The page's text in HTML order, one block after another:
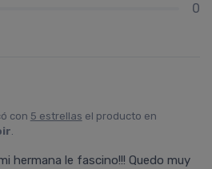
0
con 5 estrellas el producto en
.
hermana le fascino!!! Quedo muy